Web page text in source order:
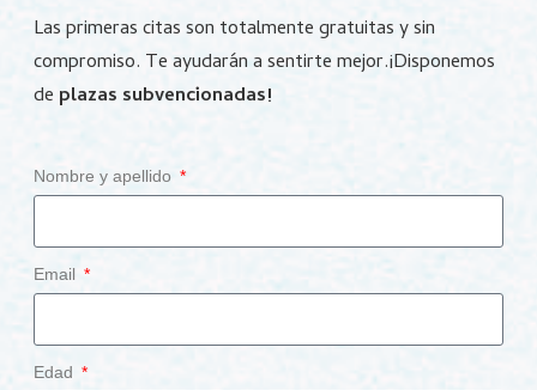
Las primeras citas son totalmente gratuitas y sin
compromiso. Te ayudarán a sentirte mejor.¡Disponemos
de plazas subvencionadas!
Nombre y apellido
Email
Edad